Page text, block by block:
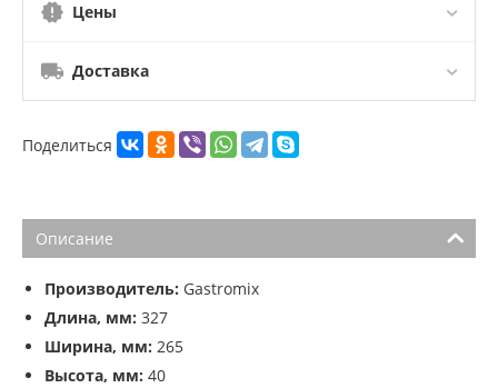
Цены
Доставка
Поделиться
Описание
Производитель: Gastromix
Длина, мм: 327
Ширина, мм: 265
Высота, мм: 40